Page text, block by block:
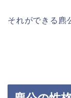
それができる麃